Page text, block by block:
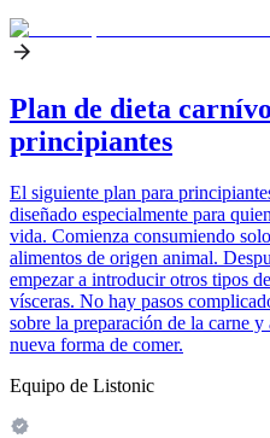
Plan de dieta
principiantes
El siguiente plan para
diseñado especialmente para
vida. Comienza consumiendo
alimentos de origen animal.
empezar a introducir otros tipos
vísceras. No hay pasos
sobre la preparación de la carne
nueva forma de comer.
Equipo de Listonic